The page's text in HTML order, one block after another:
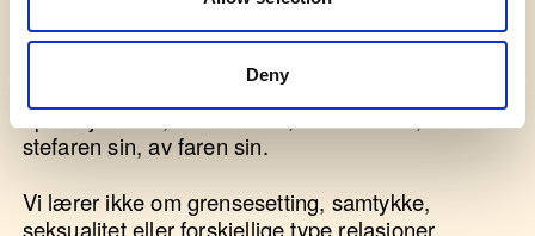
Deny
Fra ung alder blir de lært at kvinner er noen som
vil ha deg, noen som byr seg frem til deg, og som
ber om å bli pult – over et skrivebord, en vask, et
operasjonbord, i et baksete, av tre menn, av
stefaren sin, av faren sin.
Vi lærer ikke om grensesetting, samtykke,
seksualitet eller forskjellige type relasjoner.